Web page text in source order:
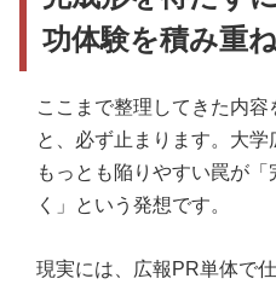
功体験を積み重
ここまで整理してきた内
と、必ず止まります。大学
もっとも陥りやすい罠が
く」という発想です。
現実には、広報PR単体で